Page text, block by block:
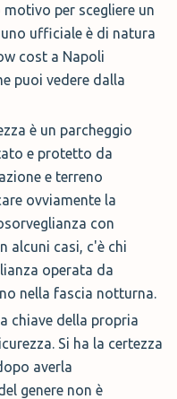
quale puoi accedere
sicurezza degli
è possibile
ricca di comfort.
motivo per scegliere un
ufficiale è di natura
cost a Napoli
puoi vedere dalla
è un parcheggio
e protetto da
e terreno
ovviamente la
con
alcuni casi, c'è chi
operata da
nella fascia notturna.
chiave della propria
Si ha la certezza
averla
genere non è